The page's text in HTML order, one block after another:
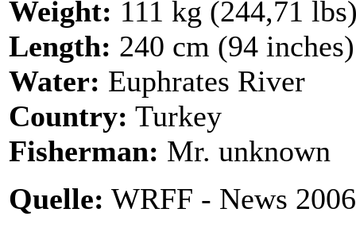
Weight: 111 kg (244,71
Length: 240 cm (94 inches)
Water: Euphrates River
Country: Turkey
Fisherman: Mr. unknown
Quelle: WRFF - News